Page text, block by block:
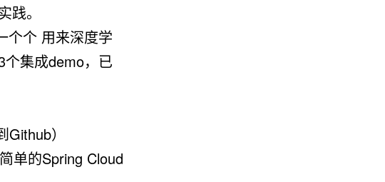
。
个个 用来深度学
集成demo，已
）
单的Spring Cloud